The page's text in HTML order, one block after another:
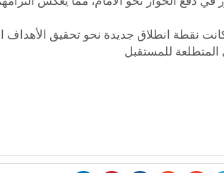
نقطة انطلاق جديدة نحو تحقيق الأهداف